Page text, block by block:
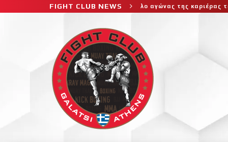
FIGHT CLUB NEWS
μεγαλύτερο και πιο δύσκολο αγώνας της καριέρας της,